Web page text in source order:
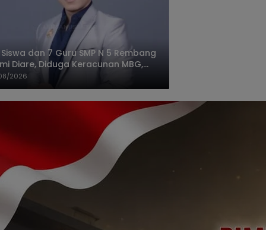
Siswa dan 7 Guru SMP N 5 Rembang
Diare, Diduga Keracunan MBG,
Harus Tanggung Jawab
2026